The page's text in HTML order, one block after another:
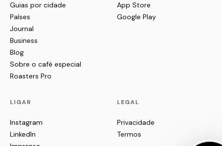
Guias por cidade
Países
Journal
Business
Blog
Sobre o café especial
Roasters Pro
App Store
Google Play
LIGAR
Instagram
LinkedIn
LEGAL
Privacidade
Termos